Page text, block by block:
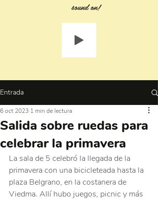
sound on!
Entrada
Salida sobre ruedas para
celebrar la primavera
6 oct 2023 1 min de lectura
La sala de 5 celebró la llegada de la
primavera con una bicicleteada hasta la
plaza Belgrano, en la costanera de
Viedma. Allí hubo juegos, picnic y más